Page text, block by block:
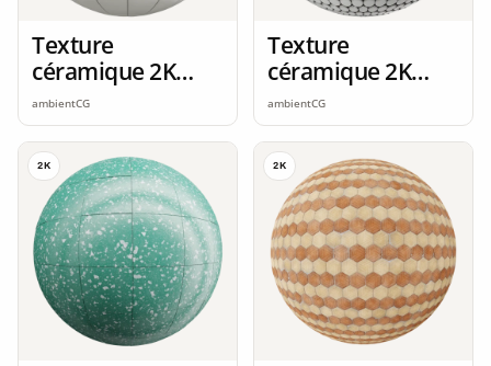
Texture
céramique 2K
seamless
ambientCG
Texture
céramique 2K
seamless
ambientCG
2K 2K